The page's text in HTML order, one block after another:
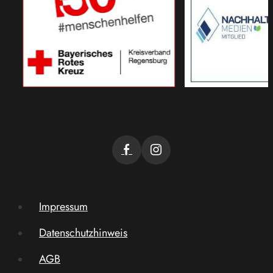
Impressum
Datenschutzhinweis
AGB